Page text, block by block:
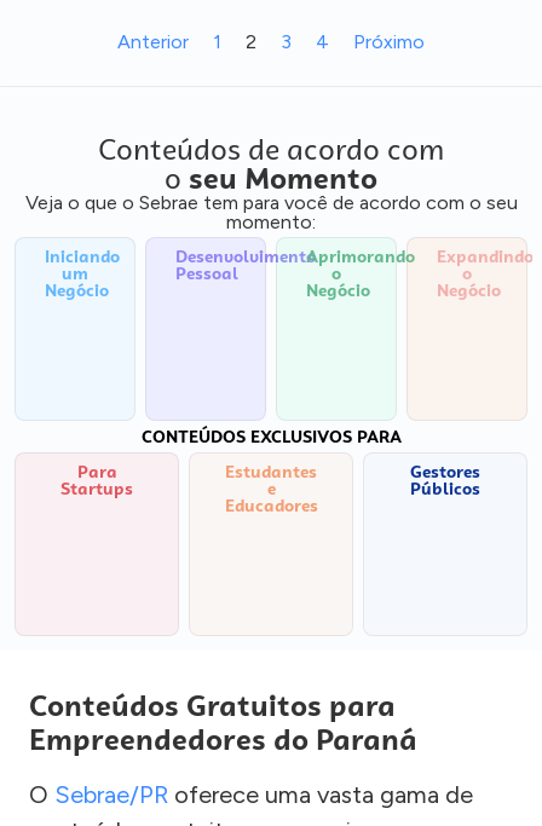
Anterior 1 2 3 4 Próximo
Conteúdos de acordo com
o seu Momento
Veja o que o Sebrae tem para você de acordo com o seu
momento:
Iniciando
um
Negócio
Desenvolvimento
Pessoal
Aprimorando
o
Negócio
Expandindo
o
Negócio
CONTEÚDOS EXCLUSIVOS PARA
Para
Startups
Estudantes
e
Educadores
Gestores
Públicos
Conteúdos Gratuitos para
Empreendedores do Paraná
O Sebrae/PR oferece uma vasta gama de